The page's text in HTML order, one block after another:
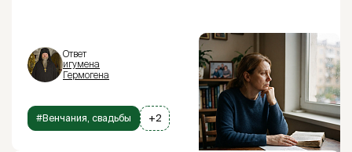
Ответ
игумена
Гермогена
#Венчания, свадьбы +2